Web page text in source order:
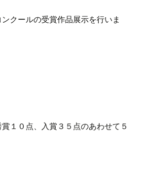
クールの受賞作品展示を行いま
１０点、入賞３５点のあわせて５